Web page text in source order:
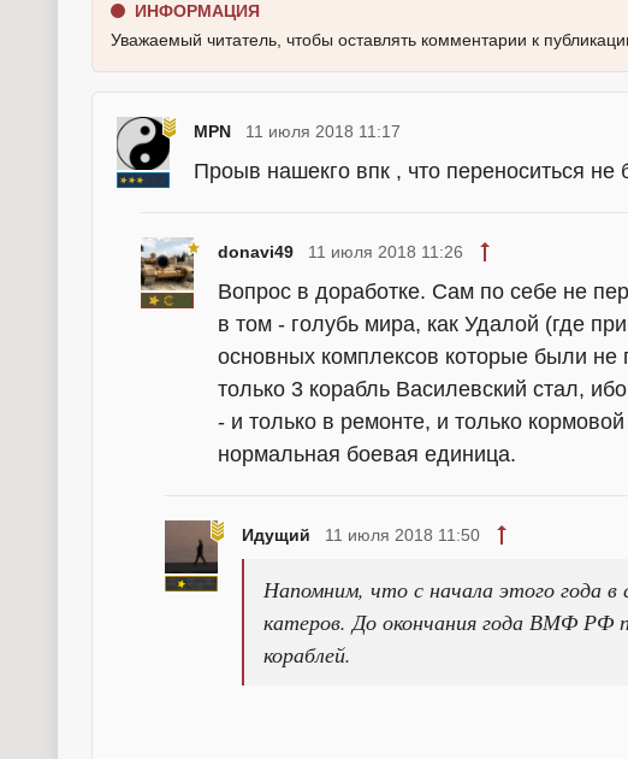
ИНФОРМАЦИЯ
Уважаемый читатель, чтобы оставлять комментарии к
MPN 11 июля 2018 11:17
Проыв нашекго впк , что переноситься не
donavi49 11 июля 2018 11:26
Вопрос в доработке. Сам по себе не
в том - голубь мира, как Удалой (где
основных комплексов которые были
только 3 корабль Василевский стал,
- и только в ремонте, и только
нормальная боевая единица.
Идущий 11 июля 2018 11:50
Напомним, что с начала этого года
катеров. До окончания года ВМФ РФ
кораблей.